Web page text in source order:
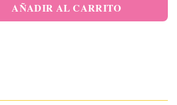
AÑADIR AL CARRITO